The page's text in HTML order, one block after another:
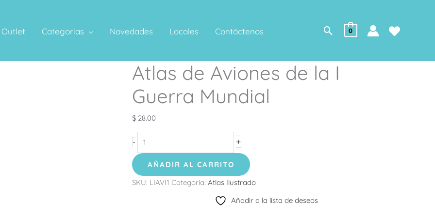
Outlet Categorias Novedades Locales Contáctenos Buscar
0
Atlas de Aviones de la I
Guerra Mundial
$ 28.00
-
Atlas
de
Aviones
de
la
I
Guerra
Mundial
cantidad
+
AÑADIR AL CARRITO
SKU: LIAVI1 Categoría: Atlas Ilustrado
Añadir a la lista de deseos